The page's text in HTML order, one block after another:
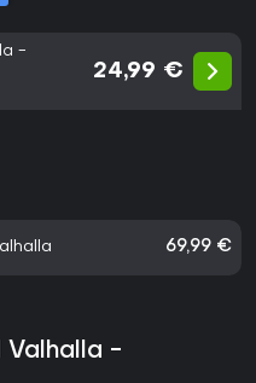
-
24,99 €
69,99 €
Valhalla -